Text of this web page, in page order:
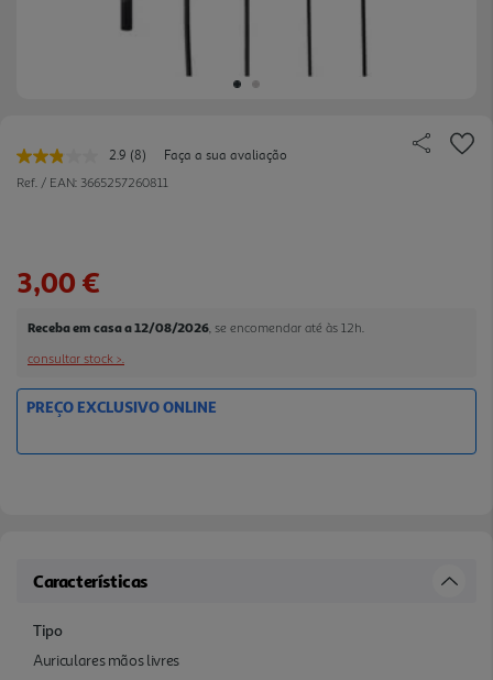
2.9 Leu
8
(8)
Faça a sua avaliação
Ref. / EAN: 3665257260811
3,00 €
Receba em casa a 12/08/2026 , se encomendar até às 12h.
consultar stock >.
PREÇO EXCLUSIVO ONLINE
Características
Tipo
Auriculares mãos livres